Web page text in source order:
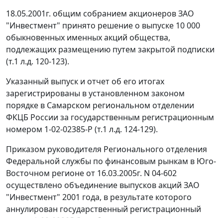
18.05.2001г. общим собранием акционеров ЗАО
"Инвестмент" принято решение о выпуске 10 000
обыкновенных именных акций общества,
подлежащих размещению путем закрытой подписки
(т.1 л.д. 120-123).
Указанный выпуск и отчет об его итогах
зарегистрированы в установленном законом
порядке в Самарском региональном отделении
ФКЦБ России за государственным регистрационным
номером 1-02-02385-Р (т.1 л.д. 124-129).
Приказом руководителя Регионального отделения
Федеральной службы по финансовым рынкам в Юго-
Восточном регионе от 16.03.2005г. N 04-602
осуществлено объединение выпусков акций ЗАО
"Инвестмент" 2001 года, в результате которого
аннулирован государственный регистрационный